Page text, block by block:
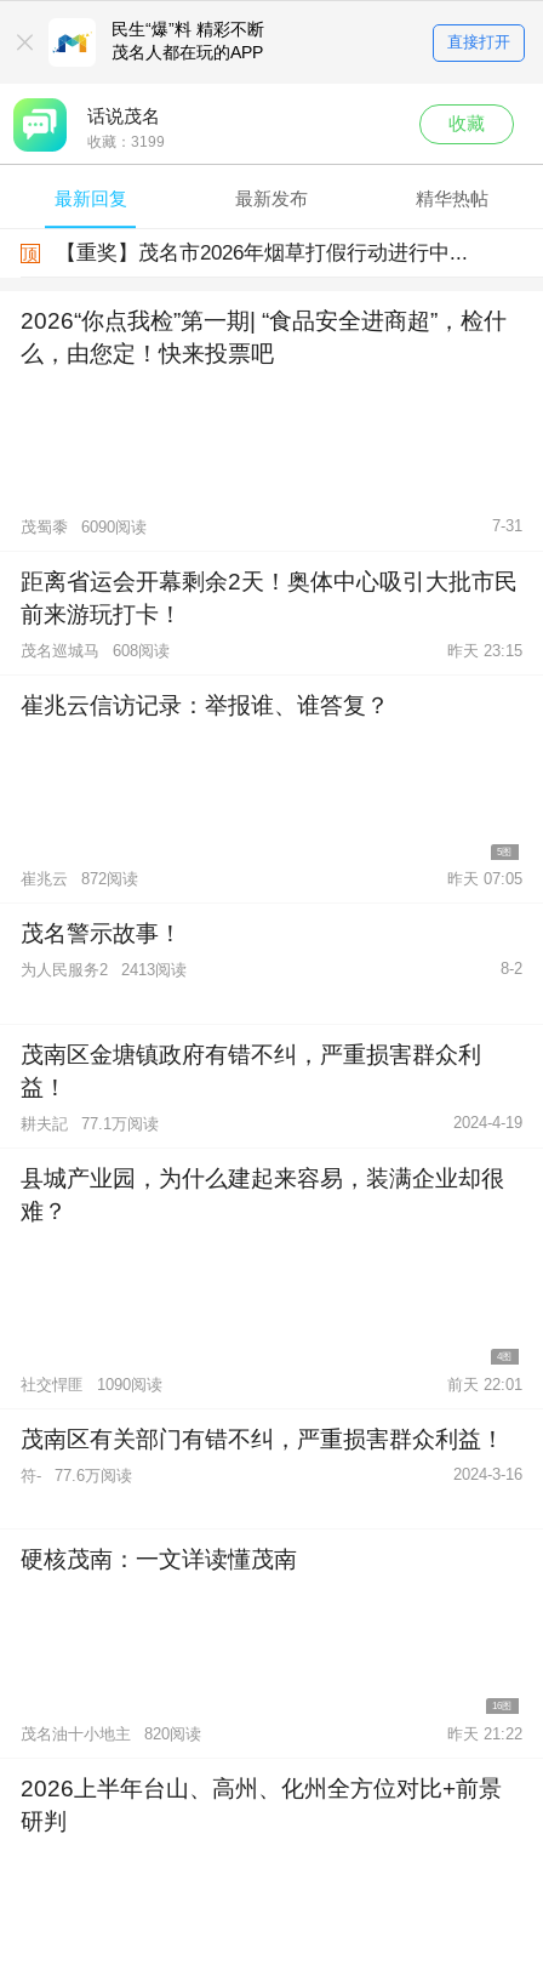
民生“爆”料 精彩不断
茂名人都在玩的APP
直接打开
话说茂名
收藏： 3199
收藏
最新回复 最新发布 精华热帖
顶 【重奖】茂名市2026年烟草打假行动进行中...
2026“你点我检”第一期| “食品安全进商超”，检什
么，由您定！快来投票吧
茂蜀黍 6090阅读 7-31
距离省运会开幕剩余2天！奥体中心吸引大批市民
前来游玩打卡！
茂名巡城马 608阅读 昨天 23:15
崔兆云信访记录：举报谁、谁答复？
5图
崔兆云 872阅读 昨天 07:05
茂名警示故事！
为人民服务2 2413阅读 8-2
茂南区金塘镇政府有错不纠，严重损害群众利
益！
耕夫記 77.1万阅读 2024-4-19
县城产业园，为什么建起来容易，装满企业却很
难？
4图
社交悍匪 1090阅读 前天 22:01
茂南区有关部门有错不纠，严重损害群众利益！
符- 77.6万阅读 2024-3-16
硬核茂南：一文详读懂茂南
16图
茂名油十小地主 820阅读 昨天 21:22
2026上半年台山、高州、化州全方位对比+前景
研判